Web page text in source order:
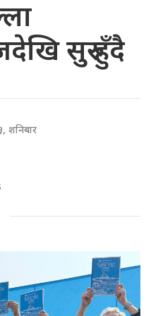
सुरु हुँदै
शनिबार